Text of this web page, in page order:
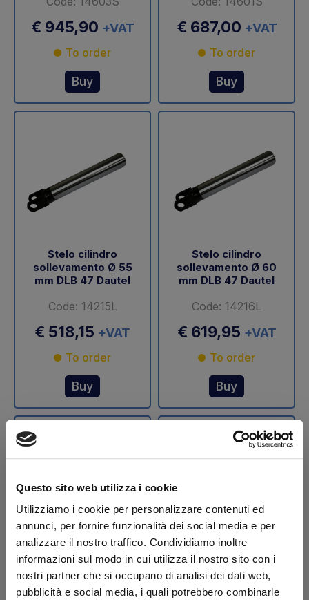
Questo sito web utilizza i cookie
Utilizziamo i cookie per personalizzare contenuti ed
annunci, per fornire funzionalità dei social media e per
analizzare il nostro traffico. Condividiamo inoltre
informazioni sul modo in cui utilizza il nostro sito con i
nostri partner che si occupano di analisi dei dati web,
pubblicità e social media, i quali potrebbero combinarle
€ 945,90 +VAT
To order
Buy
€ 687,00 +VAT
To order
Buy
Stelo cilindro
sollevamento Ø 55
mm DLB 47 Dautel
Code: 14215L
€ 518,15 +VAT
To order
Buy
Stelo cilindro
sollevamento Ø 60
mm DLB 47 Dautel
Code: 14216L
€ 619,95 +VAT
To order
Buy
Stelo cilindro
sollevamento Ø 70
mm DLB 47 Dautel
Stelo cilindro
sollevamento Ø 75
mm DLB 47 Dautel